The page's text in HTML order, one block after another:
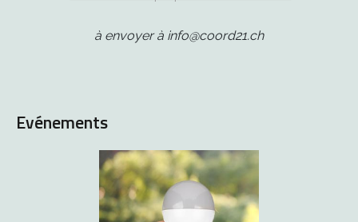
à envoyer à info@coord21.ch
Evénements